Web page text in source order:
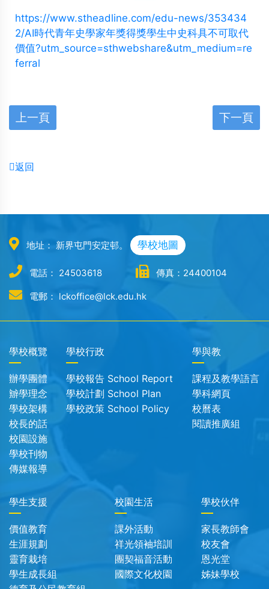
https://www.stheadline.com/edu-news/353434
2/AI時代青年史學家年獎得獎學生中史科具不可取代
價值?utm_source=sthwebshare&utm_medium=re
ferral
上一頁 下一頁
返回
地址： 新界屯門安定邨。 學校地圖
電話： 24503618 傳真：24400104
電郵： lckoffice@lck.edu.hk
學校概覽
辦學團體
辧學理念
學校架構
校長的話
校園設施
學校刊物
傳媒報導
學校行政
學校報告 School Report
學校計劃 School Plan
學校政策 School Policy
學與教
課程及教學語言
學科網頁
校曆表
閱讀推廣組
學生支援
價值教育
生涯規劃
靈育栽培
學生成長組
校園生活
課外活動
祥光領袖培訓
團契福音活動
國際文化校園
學校伙伴
家長教師會
校友會
恩光堂
姊妹學校